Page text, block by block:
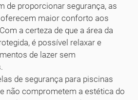
de proporcionar segurança, as
maior conforto aos
a certeza de que a área da
é possível relaxar e
de lazer sem
de segurança para piscinas
não comprometem a estética do